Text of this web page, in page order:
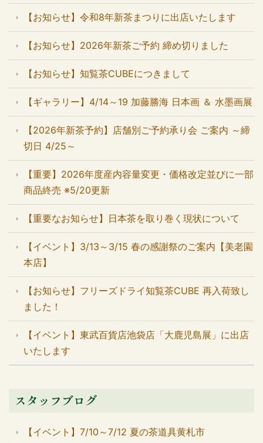
【お知らせ】令和8年新茶まつりに出店いたします
【お知らせ】2026年新茶ご予約 締め切りました
【お知らせ】知覧茶CUBEにつきまして
【ギャラリー】4/14～19 加藤勝海 日本画 ＆ 水墨画展
【2026年新茶予約】店舗別ご予約承り会 ご案内 ～締
切日 4/25～
【重要】2026年度産内容量変更・価格改定並びに一部
商品終売 ※5/20更新
【重要なお知らせ】日本茶を取り巻く現状について
【イベント】3/13～3/15 春の感謝祭のご案内【美老園
本店】
【お知らせ】フリーズドライ知覧茶CUBE 再入荷致し
ました！
【イベント】東武百貨店池袋店「大鹿児島展」に出店
いたします
スタッフブログ
【イベント】7/10～7/12 夏の茶道具黄札市